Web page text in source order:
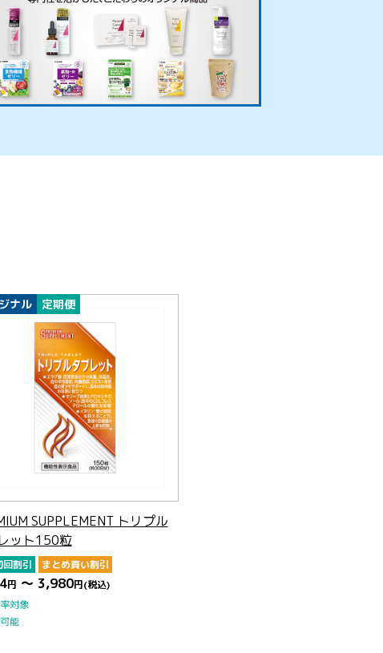
ナル 定期便
SUPPLEMENT トリプル
ット150粒
回割引 まとめ買い割引
円 ～ 3,980円(税込)
対象
能